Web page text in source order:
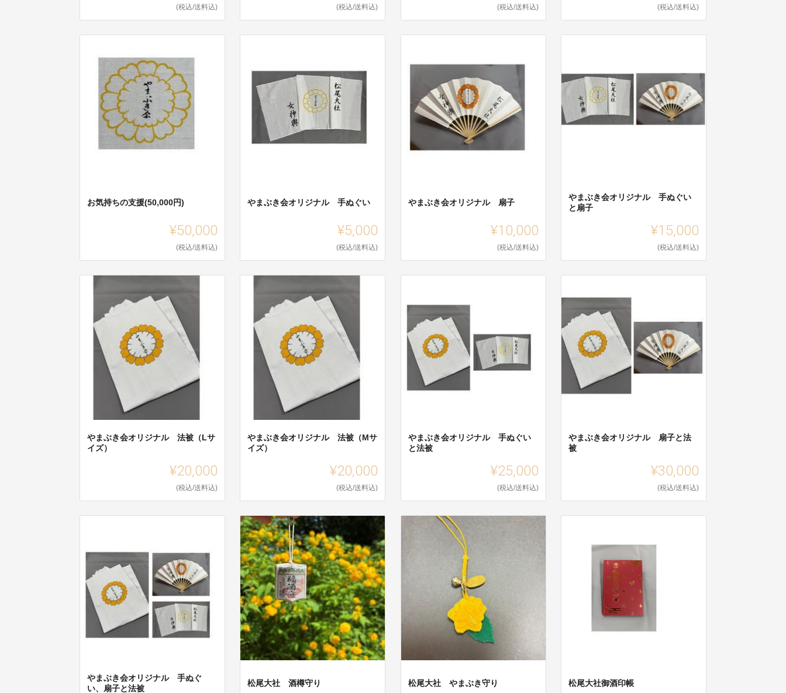
(税込/送料込) (税込/送料込) (税込/送料込) (税込/送料込)
お気持ちの支援(50,000円)
¥50,000
(税込/送料込)
やまぶき会オリジナル 手ぬぐい
¥5,000
(税込/送料込)
やまぶき会オリジナル 扇子
¥10,000
(税込/送料込)
やまぶき会オリジナル 手ぬぐい
と扇子
¥15,000
(税込/送料込)
やまぶき会オリジナル 法被（Lサ
イズ）
¥20,000
(税込/送料込)
やまぶき会オリジナル 法被（Mサ
イズ）
¥20,000
(税込/送料込)
やまぶき会オリジナル 手ぬぐい
と法被
¥25,000
(税込/送料込)
やまぶき会オリジナル 扇子と法
被
¥30,000
(税込/送料込)
やまぶき会オリジナル 手ぬぐ
い、扇子と法被
松尾大社 酒樽守り 松尾大社 やまぶき守り 松尾大社御酒印帳